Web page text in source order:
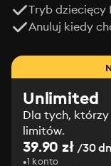
Tryb dziecięcy
Anuluj kiedy
Unlimited
Dla tych, którzy
limitów.
39.90 zł/30
1 konto